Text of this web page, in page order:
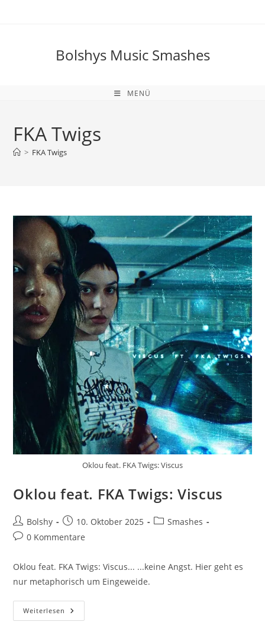
Bolshys Music Smashes
MENÜ
FKA Twigs
> FKA Twigs
Oklou feat. FKA Twigs: Viscus
Oklou feat. FKA Twigs: Viscus
Beitrags-
Autor:
Bolshy
Beitrag
veröffentlicht:
10. Oktober 2025
Beitrags-
Smashes
Beitrags-
0 Kommentare
Oklou feat. FKA Twigs: Viscus... ...keine Angst. Hier geht es
nur metaphorisch um Eingeweide.
Weiterlesen Oklou
Feat.